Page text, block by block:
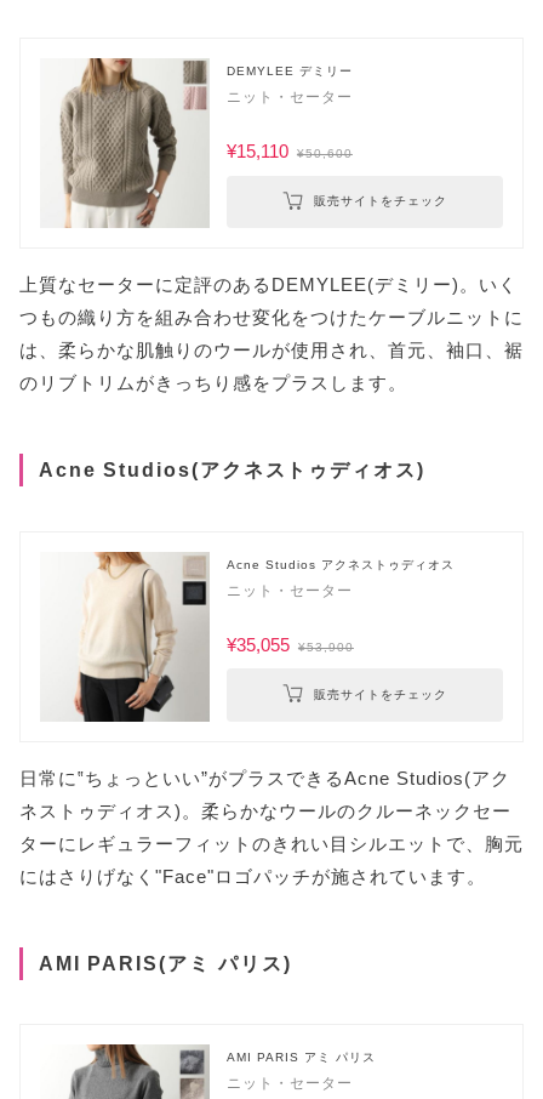
DEMYLEE デミリー
ニット・セーター
¥15,110 ¥50,600
販売サイトをチェック
上質なセーターに定評のあるDEMYLEE(デミリー)。いく
つもの織り方を組み合わせ変化をつけたケーブルニットに
は、柔らかな肌触りのウールが使用され、首元、袖口、裾
のリブトリムがきっちり感をプラスします。
Acne Studios(アクネストゥディオス)
Acne Studios アクネストゥディオス
ニット・セーター
¥35,055 ¥53,900
販売サイトをチェック
日常に‟ちょっといい”がプラスできるAcne Studios(アク
ネストゥディオス)。柔らかなウールのクルーネックセー
ターにレギュラーフィットのきれい目シルエットで、胸元
にはさりげなく"Face"ロゴパッチが施されています。
AMI PARIS(アミ パリス)
AMI PARIS アミ パリス
ニット・セーター